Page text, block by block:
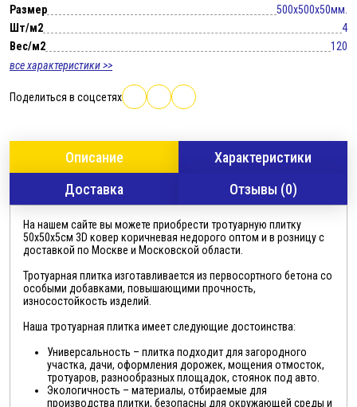
Размер
500x500x50мм.
Шт/м2
4
Вес/м2
120
все характеристики >>
Поделиться в соцсетях
Описание
Характеристики
Доставка
Отзывы (0)
На нашем сайте вы можете приобрести тротуарную плитку
50х50х5см 3D ковер коричневая недорого оптом и в розницу с
доставкой по Москве и Московской области.
Тротуарная плитка изготавливается из первосортного бетона со
особыми добавками, повышающими прочность,
износостойкость изделий.
Наша тротуарная плитка имеет следующие достоинства:
Универсальность – плитка подходит для загородного
участка, дачи, оформления дорожек, мощения отмосток,
тротуаров, разнообразных площадок, стоянок под авто.
Экологичность – материалы, отбираемые для
производства плитки, безопасны для окружающей среды и